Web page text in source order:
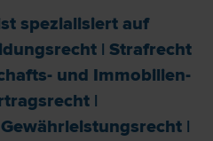
spezialisiert auf
| Straf­recht
und Immobilien­
|
|